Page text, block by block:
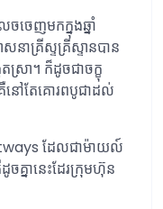
ចចេញមកក្នុងឆ្នាំ
នាគ្រីស្ទគ្រីស្ទានបាន
ស្រា។ ក៏ដូចជាចក្ខុ
នៅតែគោរពបូជាដល់
ដែលជាម៉ាយល៍
នានេះដែរក្រុមហ៊ុន